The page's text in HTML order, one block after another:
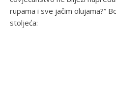
rupama i sve jačim olujama?”
stoljeća: